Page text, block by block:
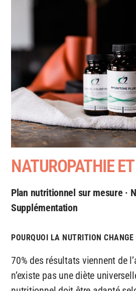
NATUROPATHIE
Plan nutritionnel sur mesure ·
Supplémentation
POURQUOI LA NUTRITION CHANGE
70% des résultats viennent de
n’existe pas une diète